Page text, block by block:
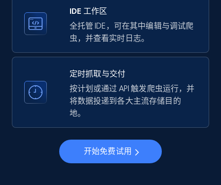
LinkedIn company information
ID, Name, Country code, Locations, Followers,
Employees in linkedin, About, Specialties, and
33.5K+ 3.5K+ 注册使用
Instagram - Profiles
Account, Fbid, ID, Followers, Posts count, Is
business account, Is professional account, Is
IDE 工作区
全托管 IDE，可在其中编辑与调试爬
虫，并查看实时日志。
定时抓取与交付
按计划或通过 API 触发爬虫运行，并
将数据投递到各大主流存储目的
地。
开始免费试用